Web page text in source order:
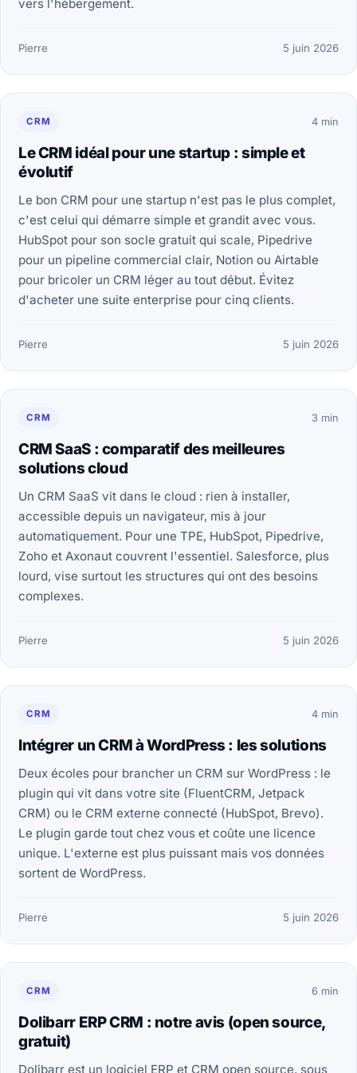
vers l'hébergement.
Pierre 5 juin 2026
CRM 4 min
Le CRM idéal pour une startup : simple et
évolutif
Le bon CRM pour une startup n'est pas le plus complet,
c'est celui qui démarre simple et grandit avec vous.
HubSpot pour son socle gratuit qui scale, Pipedrive
pour un pipeline commercial clair, Notion ou Airtable
pour bricoler un CRM léger au tout début. Évitez
d'acheter une suite enterprise pour cinq clients.
Pierre 5 juin 2026
CRM 3 min
CRM SaaS : comparatif des meilleures
solutions cloud
Un CRM SaaS vit dans le cloud : rien à installer,
accessible depuis un navigateur, mis à jour
automatiquement. Pour une TPE, HubSpot, Pipedrive,
Zoho et Axonaut couvrent l'essentiel. Salesforce, plus
lourd, vise surtout les structures qui ont des besoins
complexes.
Pierre 5 juin 2026
CRM 4 min
Intégrer un CRM à WordPress : les solutions
Deux écoles pour brancher un CRM sur WordPress : le
plugin qui vit dans votre site (FluentCRM, Jetpack
CRM) ou le CRM externe connecté (HubSpot, Brevo).
Le plugin garde tout chez vous et coûte une licence
unique. L'externe est plus puissant mais vos données
sortent de WordPress.
Pierre 5 juin 2026
CRM 6 min
Dolibarr ERP CRM : notre avis (open source,
gratuit)
Dolibarr est un logiciel ERP et CRM open source, sous